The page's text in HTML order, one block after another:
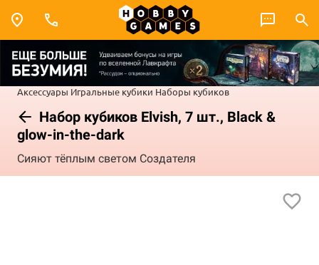
Аксессуары Игральные кубики Наборы кубиков
Набор кубиков Elvish, 7 шт., Black &
glow-in-the-dark
Сияют тёплым светом Создателя